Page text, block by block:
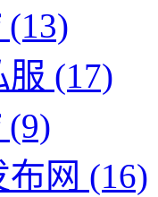
(13)
服 (17)
(9)
网 (16)